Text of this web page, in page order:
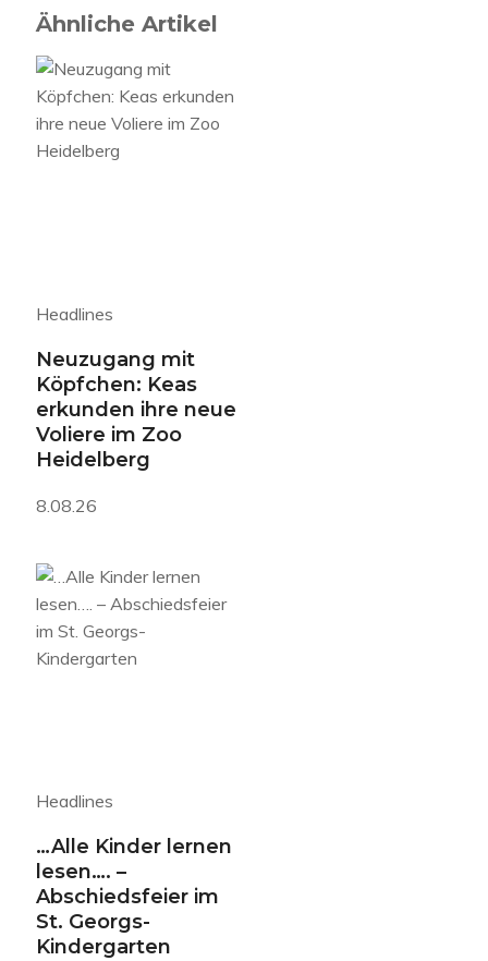
Ähnliche Artikel
Headlines
Neuzugang mit
Köpfchen: Keas
erkunden ihre neue
Voliere im Zoo
Heidelberg
8.08.26
Headlines
…Alle Kinder lernen
lesen…. –
Abschiedsfeier im
St. Georgs-
Kindergarten